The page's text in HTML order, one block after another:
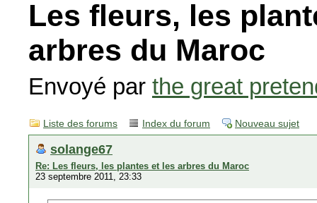
Les fleurs, les
arbres du Maroc
Envoyé par the great
Liste des forums Index du forum Nouveau sujet
solange67
Re: Les fleurs, les plantes et les arbres du Maroc
23 septembre 2011, 23:33